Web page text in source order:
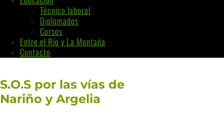
Técnico laboral
Diplomados
Cursos
Entre el Río y La Montaña
Contacto
S.O.S por las vías de
Nariño y Argelia